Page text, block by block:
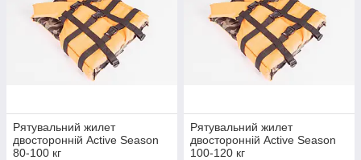
Рятувальний жилет
двосторонній Active Season
80-100 кг
Рятувальний жилет
двосторонній Active Season
100-120 кг